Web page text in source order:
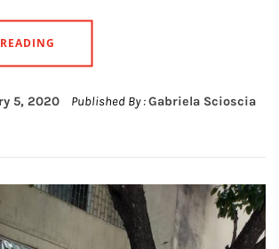
5, 2020 Published By :Gabriela Scioscia